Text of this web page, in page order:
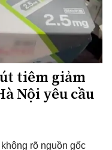
tiêm giảm
Nội yêu cầu
rõ nguồn gốc